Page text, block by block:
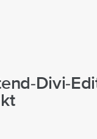
Divi-